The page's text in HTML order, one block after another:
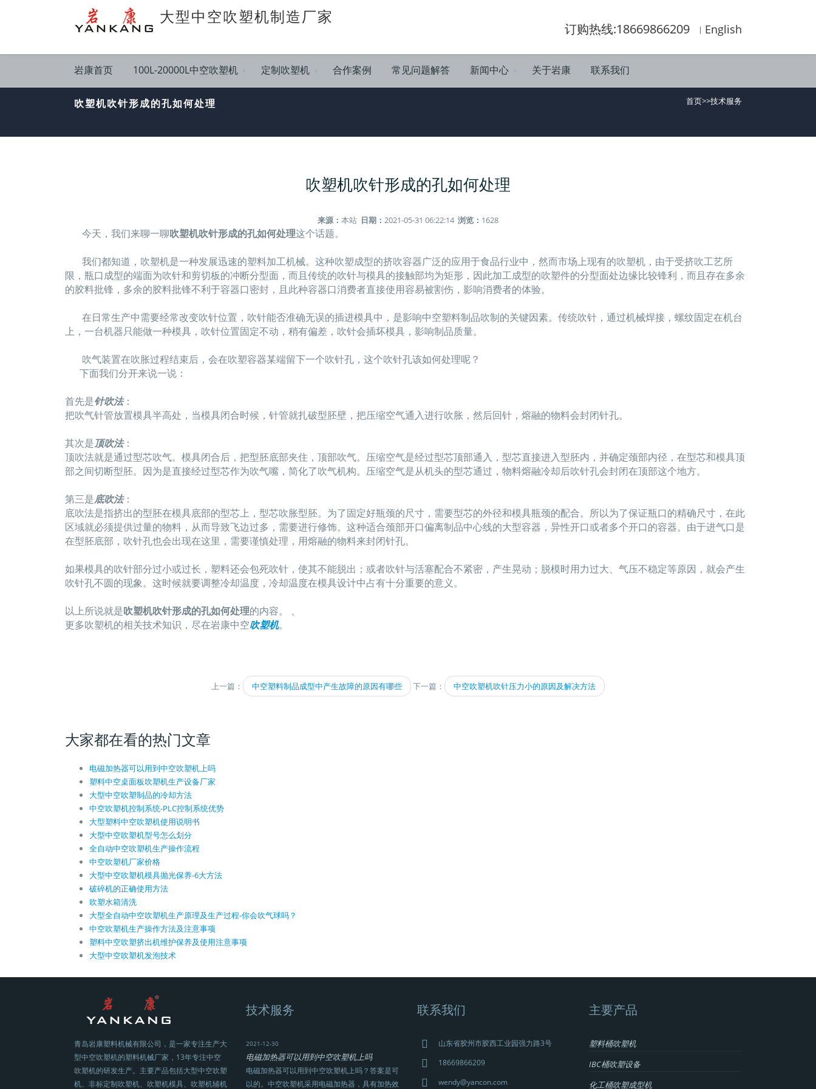
大型中空吹塑机制造厂家
订购热线:18669866209 English
岩康首页 100L-20000L中空吹塑机 定制吹塑机 合作案例 常见问题解答 新闻中心 关于岩康 联系我们
吹塑机吹针形成的孔如何处理 首页>>技术服务
吹塑机吹针形成的孔如何处理
来源： 本站 日期： 2021-05-31 06:22:14 浏览： 1628
今天，我们来聊一聊吹塑机吹针形成的孔如何处理这个话题。
我们都知道，吹塑机是一种发展迅速的塑料加工机械。这种吹塑成型的挤吹容器广泛的应用于食品行业中，然而市场上现有的吹塑机，由于受挤吹工艺所
限，瓶口成型的端面为吹针和剪切板的冲断分型面，而且传统的吹针与模具的接触部均为矩形，因此加工成型的吹塑件的分型面处边缘比较锋利，而且存在多余
的胶料批锋，多余的胶料批锋不利于容器口密封，且此种容器口消费者直接使用容易被割伤，影响消费者的体验。
在日常生产中需要经常改变吹针位置，吹针能否准确无误的插进模具中，是影响中空塑料制品吹制的关键因素。传统吹针，通过机械焊接，螺纹固定在机台
上，一台机器只能做一种模具，吹针位置固定不动，稍有偏差，吹针会插坏模具，影响制品质量。
吹气装置在吹胀过程结束后，会在吹塑容器某端留下一个吹针孔，这个吹针孔该如何处理呢？
下面我们分开来说一说：
首先是针吹法：
把吹气针管放置模具半高处，当模具闭合时候，针管就扎破型胚壁，把压缩空气通入进行吹胀，然后回针，熔融的物料会封闭针孔。
其次是顶吹法：
顶吹法就是通过型芯吹气。模具闭合后，把型胚底部夹住，顶部吹气。压缩空气是经过型芯顶部通入，型芯直接进入型胚内，并确定颈部内径，在型芯和模具顶
部之间切断型胚。因为是直接经过型芯作为吹气嘴，简化了吹气机构。压缩空气是从机头的型芯通过，物料熔融冷却后吹针孔会封闭在顶部这个地方。
第三是底吹法：
底吹法是指挤出的型胚在模具底部的型芯上，型芯吹胀型胚。为了固定好瓶颈的尺寸，需要型芯的外径和模具瓶颈的配合。所以为了保证瓶口的精确尺寸，在此
区域就必须提供过量的物料，从而导致飞边过多，需要进行修饰。这种适合颈部开口偏离制品中心线的大型容器，异性开口或者多个开口的容器。由于进气口是
在型胚底部，吹针孔也会出现在这里，需要谨慎处理，用熔融的物料来封闭针孔。
如果模具的吹针部分过小或过长，塑料还会包死吹针，使其不能脱出；或者吹针与活塞配合不紧密，产生晃动；脱模时用力过大、气压不稳定等原因，就会产生
吹针孔不圆的现象。这时候就要调整冷却温度，冷却温度在模具设计中占有十分重要的意义。
以上所说就是吹塑机吹针形成的孔如何处理的内容。 、
更多吹塑机的相关技术知识，尽在岩康中空吹塑机。
上一篇： 中空塑料制品成型中产生故障的原因有哪些 下一篇： 中空吹塑机吹针压力小的原因及解决方法
大家都在看的热门文章
电磁加热器可以用到中空吹塑机上吗
塑料中空桌面板吹塑机生产设备厂家
大型中空吹塑制品的冷却方法
中空吹塑机控制系统-PLC控制系统优势
大型塑料中空吹塑机使用说明书
大型中空吹塑机型号怎么划分
全自动中空吹塑机生产操作流程
中空吹塑机厂家价格
大型中空吹塑机模具抛光保养-6大方法
破碎机的正确使用方法
吹塑水箱清洗
大型全自动中空吹塑机生产原理及生产过程-你会吹气球吗？
中空吹塑机生产操作方法及注意事项
塑料中空吹塑挤出机维护保养及使用注意事项
大型中空吹塑机发泡技术
青岛岩康塑料机械有限公司，是一家专注生产大
型中空吹塑机的塑料机械厂家，13年专注中空
吹塑机的研发生产。主要产品包括大型中空吹塑
机、非标定制吹塑机、吹塑机模具、吹塑机辅机
技术服务
2021-12-30
电磁加热器可以用到中空吹塑机上吗
电磁加热器可以用到中空吹塑机上吗？答案是可
以的。中空吹塑机采用电磁加热器，具有加热效
联系我们
山东省胶州市胶西工业园强力路3号
18669866209
wendy@yancon.com
主要产品
塑料桶吹塑机
IBC桶吹塑设备
化工桶吹塑成型机